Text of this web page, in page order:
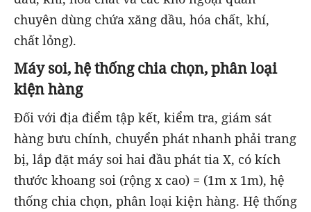
chuyên dùng chứa xăng dầu, hóa chất, khí,
chất lỏng).
Máy soi, hệ thống chia chọn, phân loại
kiện hàng
Đối với địa điểm tập kết, kiểm tra, giám sát
hàng bưu chính, chuyển phát nhanh phải trang
bị, lắp đặt máy soi hai đầu phát tia X, có kích
thước khoang soi (rộng x cao) = (1m x 1m), hệ
thống chia chọn, phân loại kiện hàng. Hệ thống